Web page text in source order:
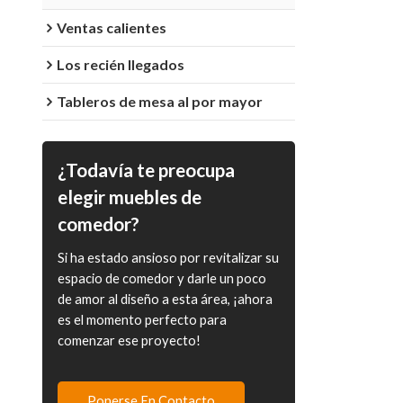
Ventas calientes
Los recién llegados
Tableros de mesa al por mayor
¿Todavía te preocupa
elegir muebles de
comedor?
Si ha estado ansioso por revitalizar su
espacio de comedor y darle un poco
de amor al diseño a esta área, ¡ahora
es el momento perfecto para
comenzar ese proyecto!